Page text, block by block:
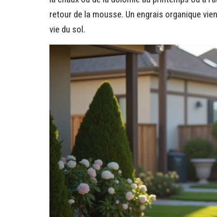
retour de la mousse. Un engrais organique
vie du sol.